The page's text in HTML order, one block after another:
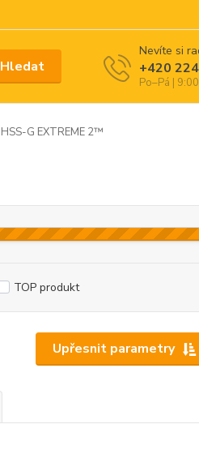
Hledat
Nevíte si
+420
Po–Pá |
HSS-G EXTREME 2™
Upřesnit parametry
TOP produkt